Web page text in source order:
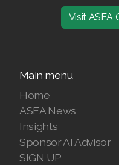
Visit ASEA
Main menu
Home
ASEA News
Insights
Sponsor AI Advisor
SIGN UP
Join ASEA Ireland (English)
Join ASEA Malaysia
Join ASEA Malaysia
Join ASEA Malaysia (中文)
Join ASEA Mexico (Español)